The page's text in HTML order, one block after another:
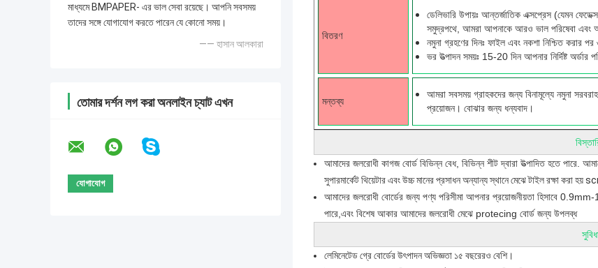
মাধ্যমে BMPAPER- এর ভাল সেবা রয়েছে। আপনি সবসময়
তাদের সঙ্গে যোগাযোগ করতে পারেন যে কোনো সময়।
—— হাসান আলকারা
তোমার দর্শন লগ করা অনলাইন চ্যাট এখন
বিতরণ
ডেলিভারি উপায়ঃ আন্তর্জাতিক এক্সপ্রেস (যেমন
সমুদ্রপথে, আমরা আপনাকে আরও ভাল পরিষেবা এবং
নমুনা গ্রহণের দিনঃ ফাইল এবং নকশা নিশ্চিত করার
ভর উত্পাদন সময়ঃ 15-20 দিন আপনার নির্দিষ্ট অর্ডার
মন্তব্য
আমরা সবসময় গ্রাহকদের জন্য বিনামূল্যে নমুনা
প্রয়োজন। বোঝার জন্য ধন্যবাদ।
আমাদের জলরোধী কাগজ বোর্ড বিভিন্ন বেধ, বিভিন্ন শীট দ্বারা উত্পাদিত হতে পারে.
সুপারমার্কেট থিয়েটার এবং উচ্চ মানের প্রসাধন অন্যান্য স্থানে মেঝে টাইল রক্ষা করা
আমাদের জলরোধী বোর্ডের জন্য পণ্য পরিসীমা আপনার প্রয়োজনীয়তা হিসাবে
পারে,এবং বিশেষ আকার আমাদের জলরোধী মেঝে protecing বোর্ড জন্য উপলব্ধ
লেমিনেটেড গ্রে বোর্ডের উৎপাদন অভিজ্ঞতা ১৫ বছরেরও বেশি।